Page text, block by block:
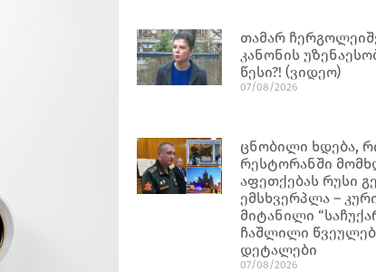
თამარ
კანონის
წესი?! (ვიდეო)
07/08/2026
ცნობილი ხდება,
რესტორანში
აფეთქებას რუსი
ემსხვერპლა –
მიტანილი
ჩაშლილი
დეტალები
07/08/2026